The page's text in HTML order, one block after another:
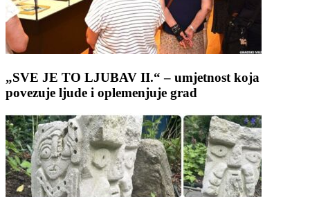
„SVE JE TO LJUBAV II.“ – umjetnost koja
povezuje ljude i oplemenjuje grad